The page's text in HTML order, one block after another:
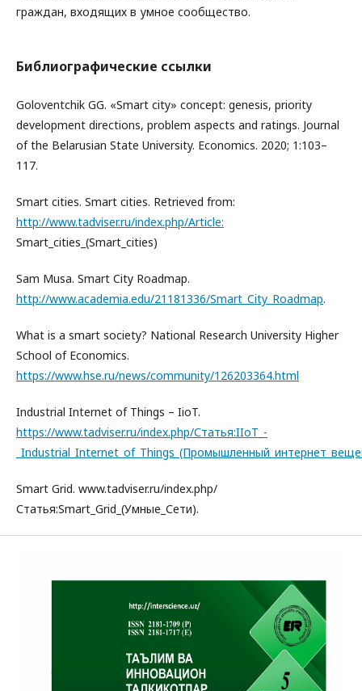
граждан, входящих в умное сообщество.
Библиографические ссылки
Goloventchik GG. «Smart city» concept: genesis, priority
development directions, problem aspects and ratings. Journal
of the Belarusian State University. Economics. 2020; 1:103–
117.
Smart cities. Smart cities. Retrieved from:
http://www.tadviser.ru/index.php/Article:
Smart_cities_(Smart_cities)
Sam Musa. Smart City Roadmap.
http://www.academia.edu/21181336/Smart_City_Roadmap.
What is a smart society? National Research University Higher
School of Economics.
https://www.hse.ru/news/community/126203364.html
Industrial Internet of Things – IioT.
https://www.tadviser.ru/index.php/Статья:IIoT_-
Smart Grid. www.tadviser.ru/index.php/
Статья:Smart_Grid_(Умные_Сети).